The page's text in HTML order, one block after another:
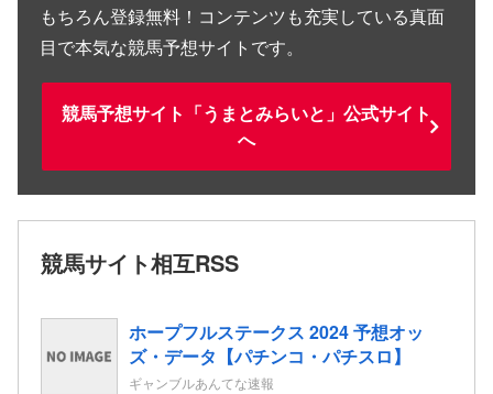
もちろん登録無料！コンテンツも充実している真面
目で本気な競馬予想サイトです。
競馬予想サイト「うまとみらいと」公式サイト
へ
競馬サイト相互RSS
ホープフルステークス 2024 予想オッ
ズ・データ【パチンコ・パチスロ】
ギャンブルあんてな速報